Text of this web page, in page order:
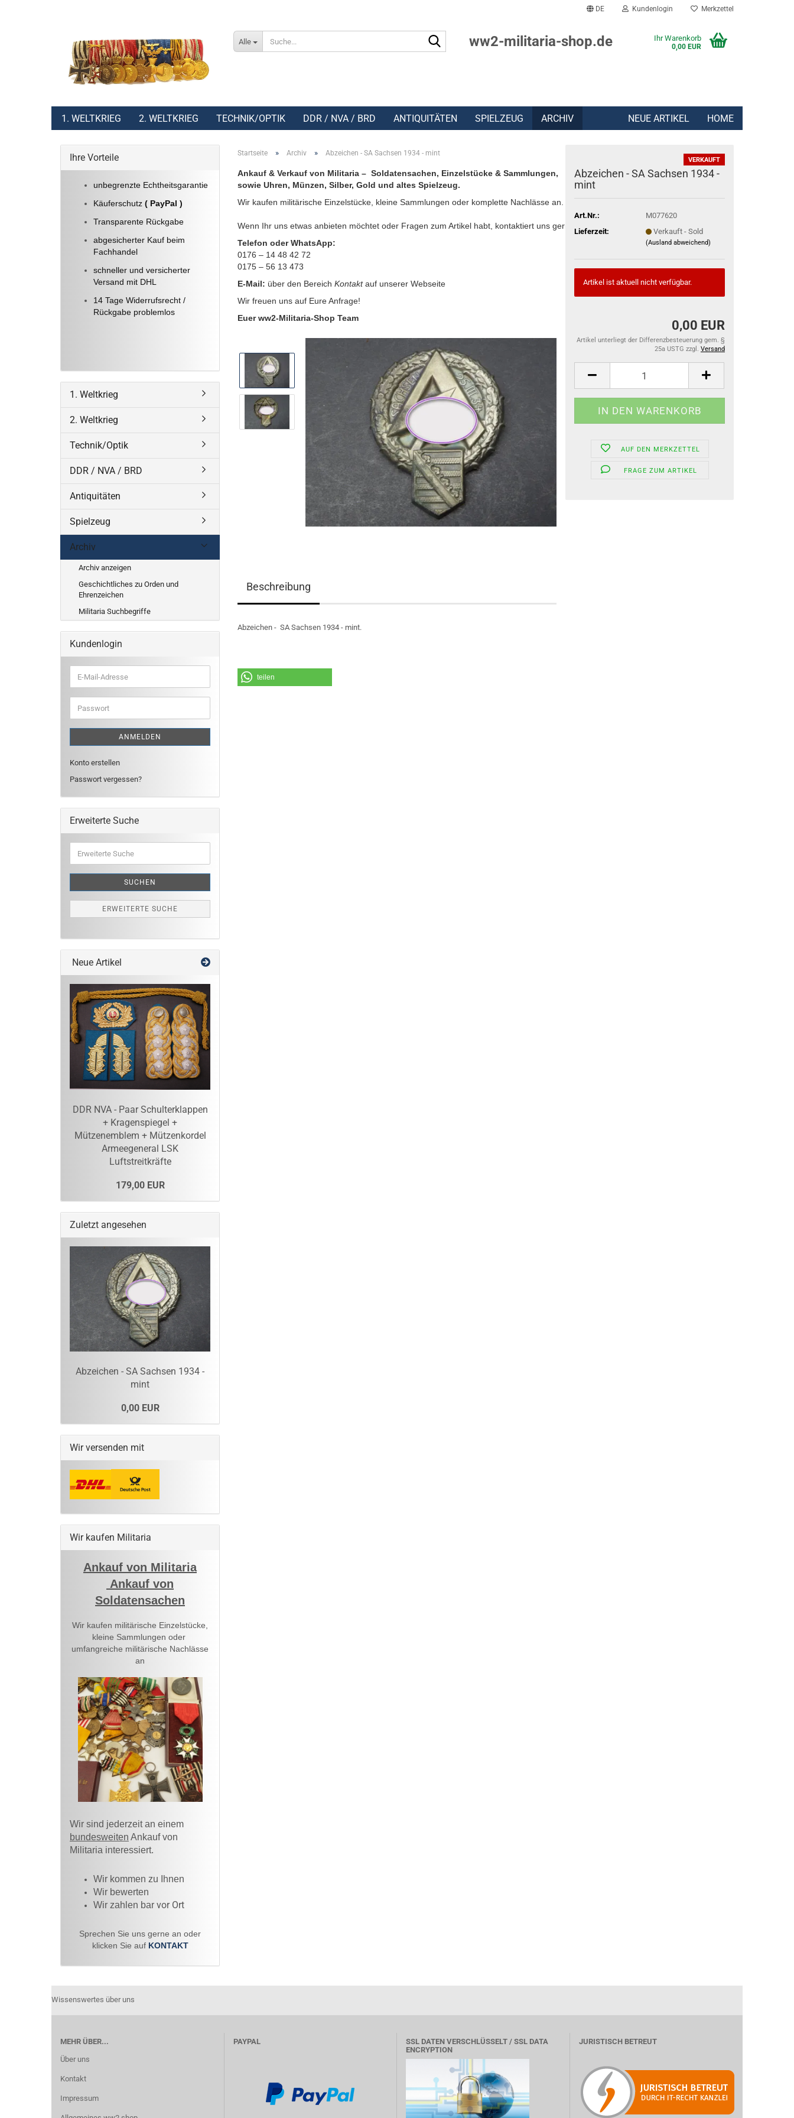
DE Kundenlogin Merkzettel
Alle ww2-militaria-shop.de Ihr Warenkorb
0,00 EUR
1. WELTKRIEG 2. WELTKRIEG TECHNIK/OPTIK DDR / NVA / BRD ANTIQUITÄTEN SPIELZEUG ARCHIV NEUE ARTIKEL HOME
Startseite » Archiv » Abzeichen - SA Sachsen 1934 - mint
Ankauf & Verkauf von Militaria – Soldatensachen, Einzelstücke & Sammlungen,
sowie Uhren, Münzen, Silber, Gold und altes Spielzeug.
Wir kaufen militärische Einzelstücke, kleine Sammlungen oder komplette Nachlässe an.
Wenn Ihr uns etwas anbieten möchtet oder Fragen zum Artikel habt, kontaktiert uns gern:
Telefon oder WhatsApp:
0176 – 14 48 42 72
0175 – 56 13 473
E-Mail: über den Bereich Kontakt auf unserer Webseite
Wir freuen uns auf Eure Anfrage!
Euer ww2-Militaria-Shop Team
VERKAUFT
Abzeichen - SA Sachsen 1934 -
mint
Art.Nr.:
M077620
Lieferzeit:
Verkauft - Sold
(Ausland abweichend)
Artikel ist aktuell nicht verfügbar.
0,00 EUR
Artikel unterliegt der Differenzbesteuerung gem. §
25a USTG zzgl. Versand
AUF DEN MERKZETTEL
FRAGE ZUM ARTIKEL
Beschreibung
Abzeichen - SA Sachsen 1934 - mint.
teilen
Ihre Vorteile
unbegrenzte Echtheitsgarantie
Käuferschutz ( PayPal )
Transparente Rückgabe
abgesicherter Kauf beim
Fachhandel
schneller und versicherter
Versand mit DHL
14 Tage Widerrufsrecht /
Rückgabe problemlos
1. Weltkrieg
2. Weltkrieg
Technik/Optik
DDR / NVA / BRD
Antiquitäten
Spielzeug
Archiv
Archiv anzeigen
Geschichtliches zu Orden und
Ehrenzeichen
Militaria Suchbegriffe
Kundenlogin
E-
Mail-
Adresse
Passwort
ANMELDEN
Konto erstellen
Passwort vergessen?
Erweiterte Suche
Suche
SUCHEN
ERWEITERTE SUCHE
Neue Artikel
DDR NVA - Paar Schulterklappen
+ Kragenspiegel +
Mützenemblem + Mützenkordel
Armeegeneral LSK
Luftstreitkräfte
179,00 EUR
Zuletzt angesehen
Abzeichen - SA Sachsen 1934 -
mint
0,00 EUR
Wir versenden mit
Wir kaufen Militaria
Ankauf von Militaria
Ankauf von
Soldatensachen
Wir kaufen militärische Einzelstücke,
kleine Sammlungen oder
umfangreiche militärische Nachlässe
an
Wir sind jederzeit an einem
bundesweiten Ankauf von
Militaria interessiert.
Wir kommen zu Ihnen​
Wir bewerten
Wir zahlen bar vor Ort
Sprechen Sie uns gerne an oder
klicken Sie auf KONTAKT
Wissenswertes über uns
MEHR ÜBER...
Über uns
Kontakt
Impressum
PAYPAL
SSL DATEN VERSCHLÜSSELT / SSL DATA
ENCRYPTION
JURISTISCH BETREUT